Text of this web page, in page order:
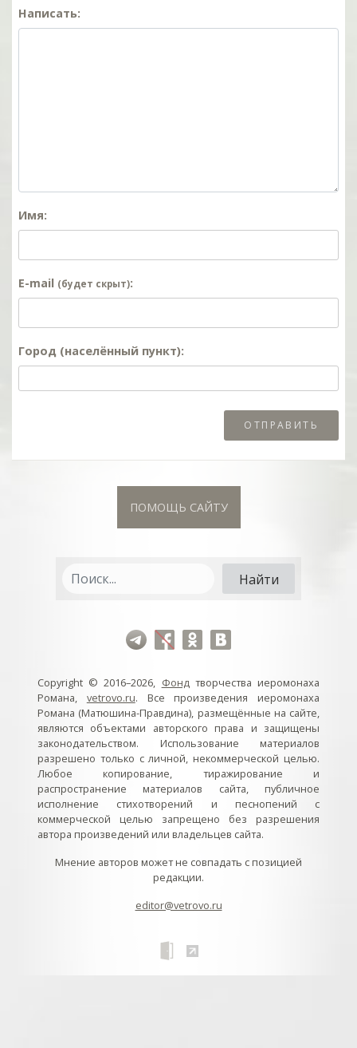
Написать:
Имя:
E-mail (будет скрыт):
Город (населённый пункт):
ПОМОЩЬ САЙТУ
Copyright © 2016–2026, Фондтворчества иеромонаха
Романа, vetrovo.ru. Все произведения иеромонаха
Романа (Матюшина-Правдина), размещённые на сайте,
являются объектами авторского права и защищены
законодательством. Использование материалов
разрешено только с личной, некоммерческой целью.
Любое копирование, тиражирование и
распространение материалов сайта, публичное
исполнение стихотворений и песнопений с
коммерческой целью запрещено без разрешения
автора произведений или владельцев сайта.
Мнение авторов может не совпадать с позицией
редакции.
editor@vetrovo.ru